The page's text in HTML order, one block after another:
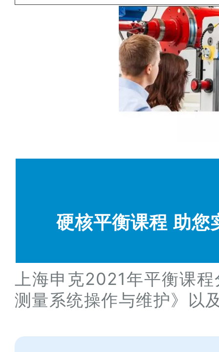
硬核平衡课程 助您
上海申克2021年平衡课
测量系统操作与维护》以